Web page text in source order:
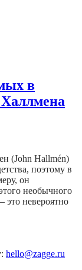
в
(John Hallmén)
поэтому в
он
необычного
это невероятно
hello@zagge.ru